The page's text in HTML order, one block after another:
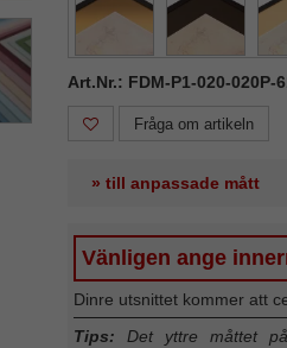
Art.Nr.: FDM-P1-020-020P-
Fråga om artikeln
» till anpassade mått
Vänligen ange
Dinre utsnittet kommer att
Tips: Det yttre måttet